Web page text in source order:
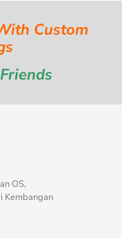
Custom
OS,
Kembangan